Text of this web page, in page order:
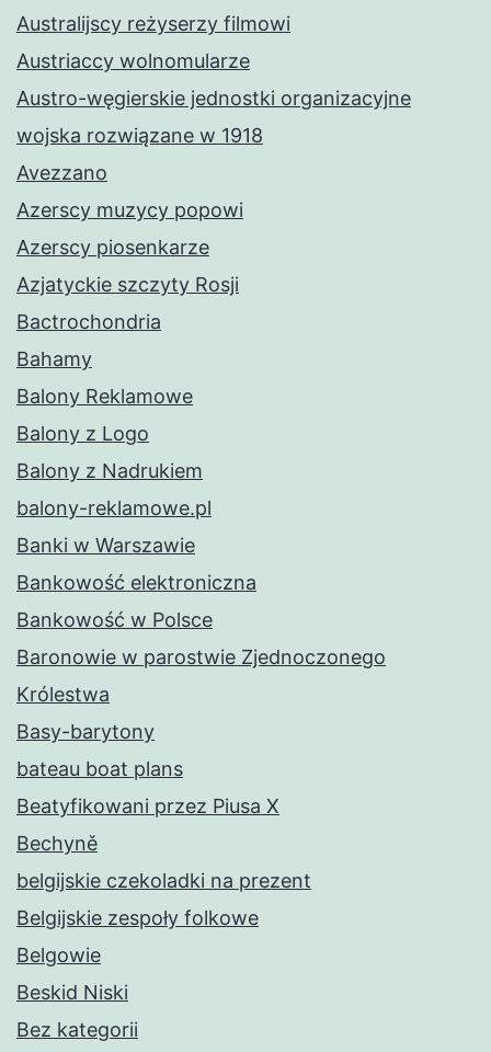
Australijscy reżyserzy filmowi
Austriaccy wolnomularze
Austro-węgierskie jednostki organizacyjne
wojska rozwiązane w 1918
Avezzano
Azerscy muzycy popowi
Azerscy piosenkarze
Azjatyckie szczyty Rosji
Bactrochondria
Bahamy
Balony Reklamowe
Balony z Logo
Balony z Nadrukiem
balony-reklamowe.pl
Banki w Warszawie
Bankowość elektroniczna
Bankowość w Polsce
Baronowie w parostwie Zjednoczonego
Królestwa
Basy-barytony
bateau boat plans
Beatyfikowani przez Piusa X
Bechyně
belgijskie czekoladki na prezent
Belgijskie zespoły folkowe
Belgowie
Beskid Niski
Bez kategorii